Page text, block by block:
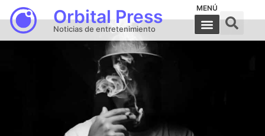
Orbital Press
Noticias de entretenimiento
MENÚ